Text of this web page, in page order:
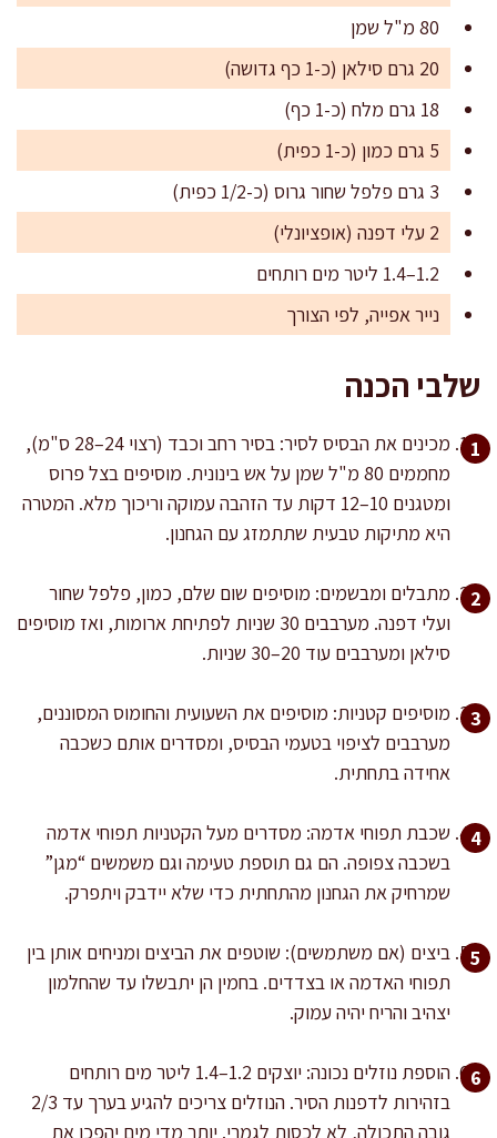
80 מ"ל שמן
20 גרם סילאן (כ-1 כף גדושה)
18 גרם מלח (כ-1 כף)
5 גרם כמון (כ-1 כפית)
3 גרם פלפל שחור גרוס (כ-1/2 כפית)
2 עלי דפנה (אופציונלי)
1.2–1.4 ליטר מים רותחים
נייר אפייה, לפי הצורך
שלבי הכנה
מכינים את הבסיס לסיר: בסיר רחב וכבד (רצוי 24–28 ס"מ),
מחממים 80 מ"ל שמן על אש בינונית. מוסיפים בצל פרוס
ומטגנים 10–12 דקות עד הזהבה עמוקה וריכוך מלא. המטרה
היא מתיקות טבעית שתתמזג עם הגחנון.
מתבלים ומבשמים: מוסיפים שום שלם, כמון, פלפל שחור
ועלי דפנה. מערבבים 30 שניות לפתיחת ארומות, ואז מוסיפים
סילאן ומערבבים עוד 20–30 שניות.
מוסיפים קטניות: מוסיפים את השעועית והחומוס המסוננים,
מערבבים לציפוי בטעמי הבסיס, ומסדרים אותם כשכבה
אחידה בתחתית.
שכבת תפוחי אדמה: מסדרים מעל הקטניות תפוחי אדמה
בשכבה צפופה. הם גם תוספת טעימה וגם משמשים “מגן”
שמרחיק את הגחנון מהתחתית כדי שלא יידבק ויתפרק.
ביצים (אם משתמשים): שוטפים את הביצים ומניחים אותן בין
תפוחי האדמה או בצדדים. בחמין הן יתבשלו עד שהחלמון
יצהיב והריח יהיה עמוק.
הוספת נוזלים נכונה: יוצקים 1.2–1.4 ליטר מים רותחים
בזהירות לדפנות הסיר. הנוזלים צריכים להגיע בערך עד 2/3
גובה התכולה, לא לכסות לגמרי. יותר מדי מים יהפכו את